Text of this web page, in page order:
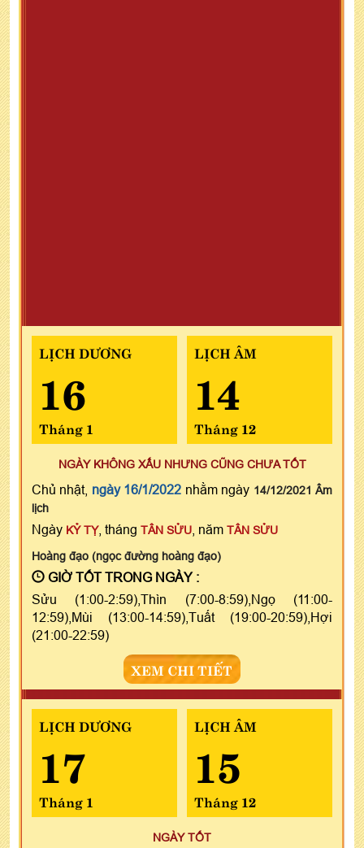
LỊCH DƯƠNG
16
Tháng 1
LỊCH ÂM
14
Tháng 12
NGÀY KHÔNG XẤU NHƯNG CŨNG CHƯA TỐT
Chủ nhật, ngày 16/1/2022 nhằm ngày 14/12/2021 Âm
lịch
Ngày KỶ TỴ, tháng TÂN SỬU , năm TÂN SỬU
Hoàng đạo (ngọc đường hoàng đạo)
GIỜ TỐT TRONG NGÀY :
Sửu (1:00-2:59),Thìn (7:00-8:59),Ngọ (11:00-
12:59),Mùi (13:00-14:59),Tuất (19:00-20:59),Hợi
(21:00-22:59)
XEM CHI TIẾT
LỊCH DƯƠNG
17
Tháng 1
LỊCH ÂM
15
Tháng 12
NGÀY TỐT